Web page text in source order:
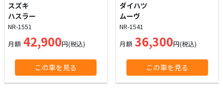
スズキ
ハスラー
NR-1551
月額 42,900円(税込)
この車を見る
ダイハツ
ムーヴ
NR-1541
月額 36,300円(税込)
この車を見る